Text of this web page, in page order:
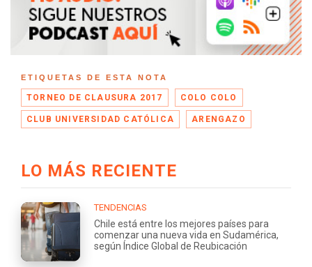
ETIQUETAS DE ESTA NOTA
TORNEO DE CLAUSURA 2017 COLO COLO
CLUB UNIVERSIDAD CATÓLICA ARENGAZO
LO MÁS RECIENTE
TENDENCIAS
Chile está entre los mejores países para
comenzar una nueva vida en Sudamérica,
según Índice Global de Reubicación